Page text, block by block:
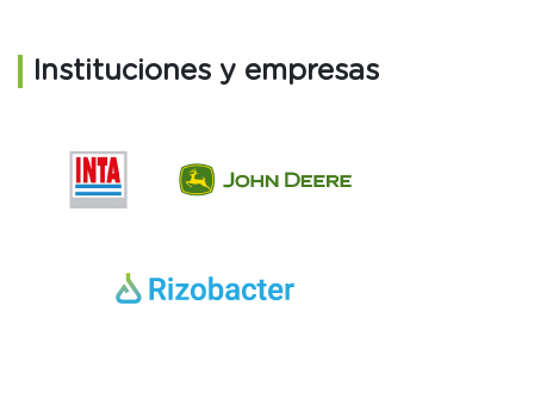
Instituciones y empresas